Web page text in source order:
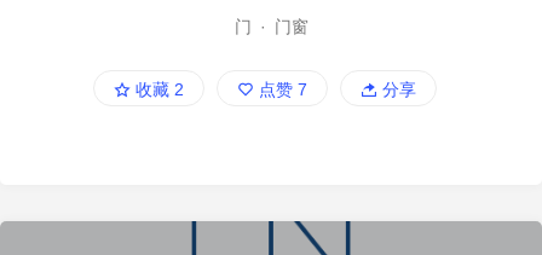
门 · 门窗
收藏 2 点赞 7 分享